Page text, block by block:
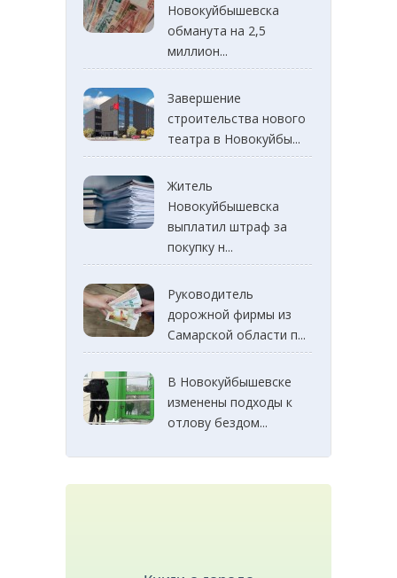
Новокуйбышевска
обманута на 2,5
миллион...
Завершение
строительства нового
театра в Новокуйбы...
Житель
Новокуйбышевска
выплатил штраф за
покупку н...
Руководитель
дорожной фирмы из
Самарской области п...
В Новокуйбышевске
изменены подходы к
отлову бездом...